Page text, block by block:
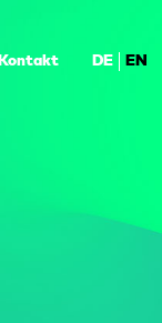
Kontakt DE EN